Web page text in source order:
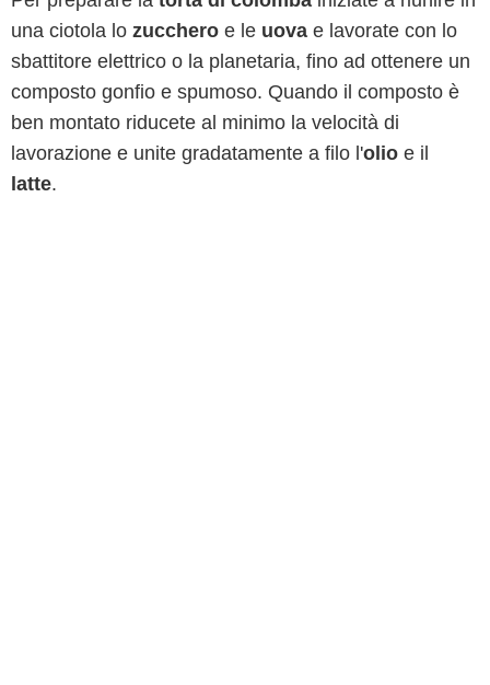
una ciotola lo zucchero e le uova e lavorate con lo
sbattitore elettrico o la planetaria, fino ad ottenere un
composto gonfio e spumoso. Quando il composto è
ben montato riducete al minimo la velocità di
lavorazione e unite gradatamente a filo l'olio e il
latte.